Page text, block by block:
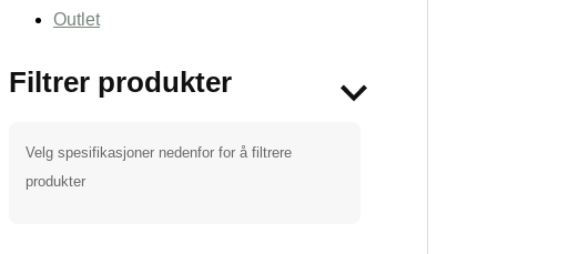
Outlet
Filtrer produkter
Velg spesifikasjoner nedenfor for å filtrere
produkter